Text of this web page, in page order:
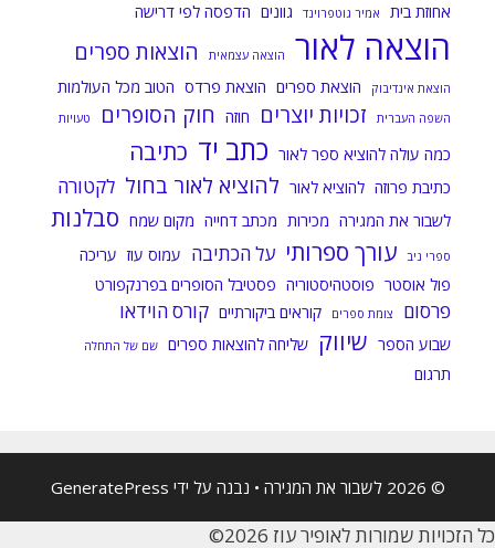
אחוזת בית אמיר גוטפרוינד גוונים הדפסה לפי דרישה
הוצאה לאור הוצאה עצמאית הוצאות ספרים
הוצאת אינדיבוק הוצאת ספרים הוצאת פרדס הטוב מכל העולמות
השפה העברית זכויות יוצרים חוזה חוק הסופרים טעויות
כמה עולה להוציא ספר לאור כתב יד כתיבה
כתיבת פרוזה להוציא לאור להוציא לאור בחול לקטורה
לשבור את המגירה מכירות מכתב דחייה מקום שמח סבלנות
ספרי ניב עורך ספרותי על הכתיבה עמוס עוז עריכה
פול אוסטר פוסטהיסטוריה פסטיבל הסופרים בפרנקפורט
פרסום צומת ספרים קוראים ביקורתיים קורס הוידאו
שבוע הספר שיווק שליחה להוצאות ספרים שם של התחלה
תרגום
© 2026 לשבור את המגירה • נבנה על ידי GeneratePress
כל הזכויות שמורות לאופיר עוז 2026©